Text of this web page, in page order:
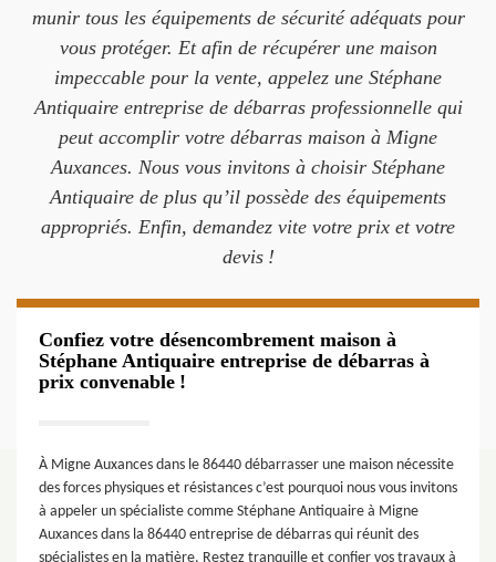
munir tous les équipements de sécurité adéquats pour
vous protéger. Et afin de récupérer une maison
impeccable pour la vente, appelez une Stéphane
Antiquaire entreprise de débarras professionnelle qui
peut accomplir votre débarras maison à Migne
Auxances. Nous vous invitons à choisir Stéphane
Antiquaire de plus qu’il possède des équipements
appropriés. Enfin, demandez vite votre prix et votre
devis !
Confiez votre désencombrement maison à
Stéphane Antiquaire entreprise de débarras à
prix convenable !
À Migne Auxances dans le 86440 débarrasser une maison nécessite
des forces physiques et résistances c’est pourquoi nous vous invitons
à appeler un spécialiste comme Stéphane Antiquaire à Migne
Auxances dans la 86440 entreprise de débarras qui réunit des
spécialistes en la matière. Restez tranquille et confier vos travaux à